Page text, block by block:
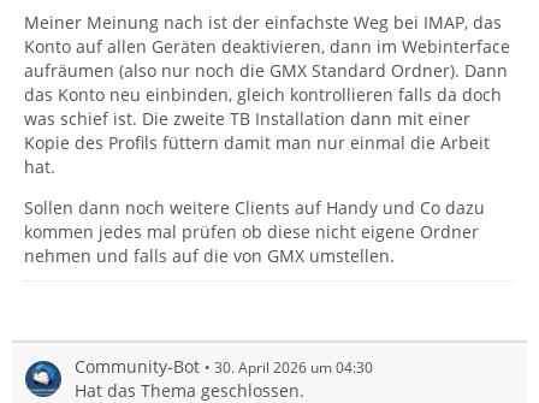
Meiner Meinung nach ist der einfachste Weg bei IMAP, das
Konto auf allen Geräten deaktivieren, dann im Webinterface
aufräumen (also nur noch die GMX Standard Ordner). Dann
das Konto neu einbinden, gleich kontrollieren falls da doch
was schief ist. Die zweite TB Installation dann mit einer
Kopie des Profils füttern damit man nur einmal die Arbeit
hat.
Sollen dann noch weitere Clients auf Handy und Co dazu
kommen jedes mal prüfen ob diese nicht eigene Ordner
nehmen und falls auf die von GMX umstellen.
Community-Bot 30. April 2026 um 04:30
Hat das Thema geschlossen.